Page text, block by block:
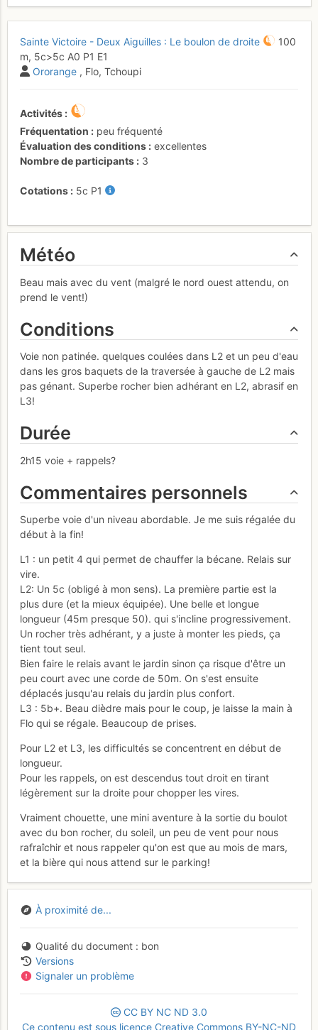
Sainte Victoire - Deux Aiguilles : Le boulon de droite
100
m, 5c>5c A0 P1 E1
Ororange , Flo, Tchoupi
Activités
Fréquentation
peu fréquenté
Évaluation des conditions
excellentes
Nombre de participants
3
Cotations 5c P1
Météo
Beau mais avec du vent (malgré le nord ouest attendu, on
prend le vent!)
Conditions
Voie non patinée. quelques coulées dans L2 et un peu d'eau
dans les gros baquets de la traversée à gauche de L2 mais
pas génant. Superbe rocher bien adhérant en L2, abrasif en
L3!
Durée
2h15 voie + rappels?
Commentaires personnels
Superbe voie d'un niveau abordable. Je me suis régalée du
début à la fin!
L1 : un petit 4 qui permet de chauffer la bécane. Relais sur
vire.
L2: Un 5c (obligé à mon sens). La première partie est la
plus dure (et la mieux équipée). Une belle et longue
longueur (45m presque 50). qui s'incline progressivement.
Un rocher très adhérant, y a juste à monter les pieds, ça
tient tout seul.
Bien faire le relais avant le jardin sinon ça risque d'être un
peu court avec une corde de 50m. On s'est ensuite
déplacés jusqu'au relais du jardin plus confort.
L3 : 5b+. Beau dièdre mais pour le coup, je laisse la main à
Flo qui se régale. Beaucoup de prises.
Pour L2 et L3, les difficultés se concentrent en début de
longueur.
Pour les rappels, on est descendus tout droit en tirant
légèrement sur la droite pour chopper les vires.
Vraiment chouette, une mini aventure à la sortie du boulot
avec du bon rocher, du soleil, un peu de vent pour nous
rafraîchir et nous rappeler qu'on est que au mois de mars,
et la bière qui nous attend sur le parking!
À proximité de...
Qualité du document
bon
Versions
Signaler un problème
CC BY NC ND 3.0
Ce contenu est sous licence Creative Commons BY-NC-ND